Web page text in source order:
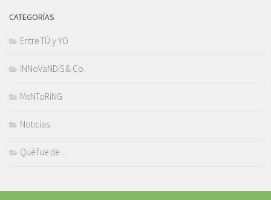
CATEGORÍAS
Entre TÚ y YO
iNNoVaNDiS & Co.
MeNToRiNG
Noticias
Qué fue de…